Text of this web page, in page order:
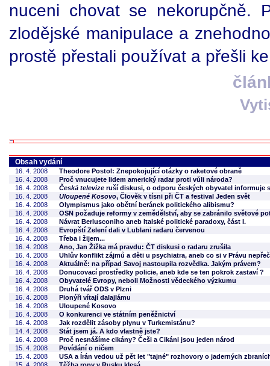
nuceni chovat se nekorupčně.
zlodějské manipulace a
prostě přestali používat a přešli
Obsah vydání
16. 4. 2008
Theodore Postol: Znepokojující otázky o raketové obraně
16. 4. 2008
Proč vnucujete lidem americký radar proti vůli národa?
16. 4. 2008
Česká televize ruší diskusi, o odporu českých obyvatel informuje
16. 4. 2008
Uloupené Kosovo, Člověk v tísni při ČT a festival Jeden svět
16. 4. 2008
Olympismus jako obětní beránek politického alibismu?
16. 4. 2008
OSN požaduje reformy v zemědělství, aby se zabránilo světové
16. 4. 2008
Návrat Berlusconiho aneb Italské politické paradoxy, část I.
16. 4. 2008
Evropští Zelení dali v Lublani radaru červenou
16. 4. 2008
Třeba i žijem...
16. 4. 2008
Ano, Jan Žižka má pravdu: ČT diskusi o radaru zrušila
16. 4. 2008
Uhlův konflikt zájmů a děti u psychiatra, aneb co si v Právu
16. 4. 2008
Aktuálně: na případ Savoj nastoupila rozvědka. Jakým právem?
16. 4. 2008
Donucovací prostředky policie, aneb kde se ten pokrok zastaví ?
16. 4. 2008
Obyvatelé Evropy, neboli Možnosti vědeckého výzkumu
16. 4. 2008
Druhá tvář ODS v Plzni
16. 4. 2008
Pionýři vítají dalajlámu
16. 4. 2008
Uloupené Kosovo
16. 4. 2008
O konkurenci ve státním peněžnictví
16. 4. 2008
Jak rozdělit zásoby plynu v Turkemistánu?
14. 4. 2008
Stát jsem já. A kdo vlastně jste?
16. 4. 2008
Proč nesnášíme cikány? Češi a Cikáni jsou jeden národ
15. 4. 2008
Povídání o ničem
15. 4. 2008
USA a Írán vedou už pět let "tajné" rozhovory o jaderných